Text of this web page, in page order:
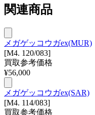
関連商品
メガゲッコウガex(MUR)
[M4. 120/083]
買取参考価格
¥56,000
メガゲッコウガex(SAR)
[M4. 114/083]
買取参考価格